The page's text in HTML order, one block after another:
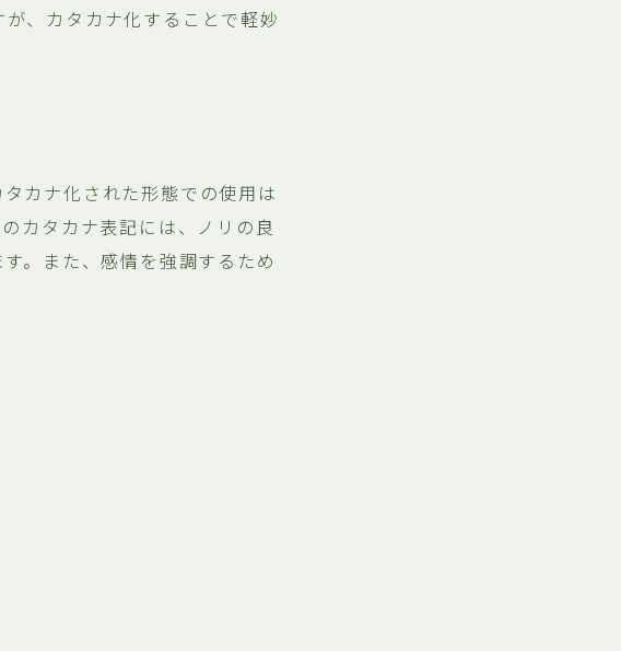
、カタカナ化することで軽妙
カナ化された形態での使用は
カタカナ表記には、ノリの良
。また、感情を強調するため